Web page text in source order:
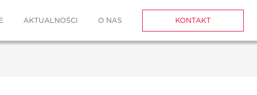
AKTUALNOŚCI O NAS KONTAKT